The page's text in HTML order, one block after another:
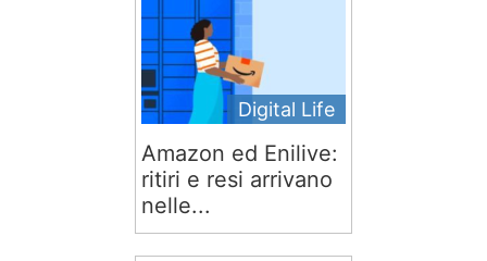
Digital Life
Amazon ed Enilive:
ritiri e resi arrivano
nelle...